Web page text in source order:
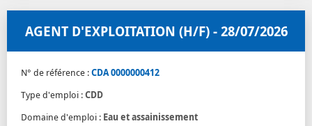
AGENT D'EXPLOITATION (H/F) - 28/07/2026
N° de référence :CDA 0000000412
Type d'emploi :CDD
Domaine d'emploi : Eau et assainissement